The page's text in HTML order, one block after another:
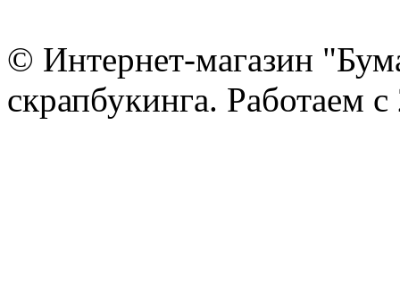
© Интернет-магазин
скрапбукинга. Работаем с